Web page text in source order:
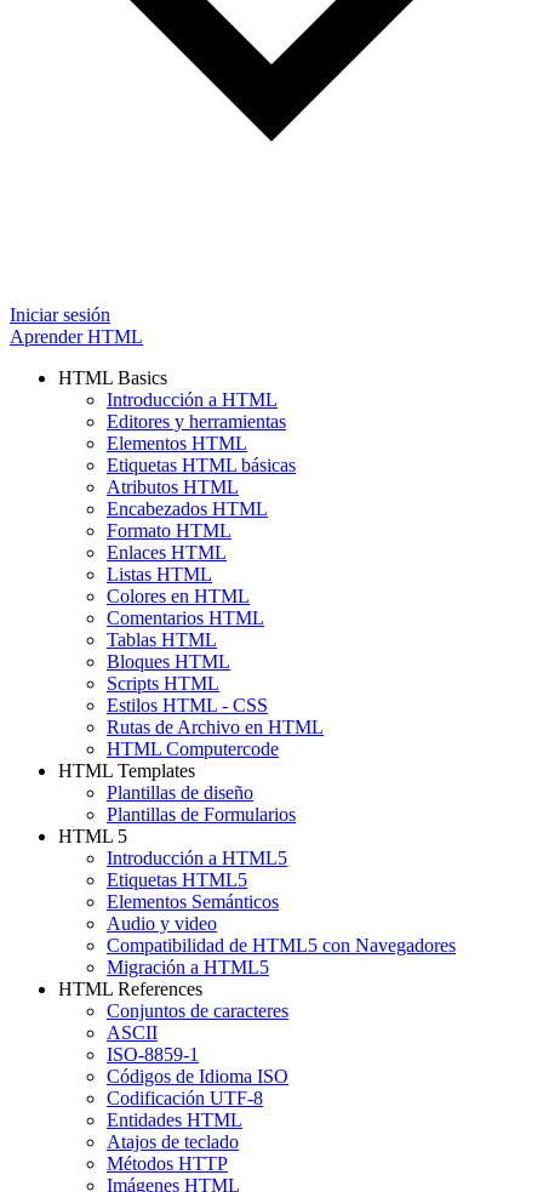
Iniciar sesión
Aprender HTML
HTML Basics
Introducción a HTML
Editores y herramientas
Elementos HTML
Etiquetas HTML básicas
Atributos HTML
Encabezados HTML
Formato HTML
Enlaces HTML
Listas HTML
Colores en HTML
Comentarios HTML
Tablas HTML
Bloques HTML
Scripts HTML
Estilos HTML - CSS
Rutas de Archivo en HTML
HTML Computercode
HTML Templates
Plantillas de diseño
Plantillas de Formularios
HTML 5
Introducción a HTML5
Etiquetas HTML5
Elementos Semánticos
Audio y video
Compatibilidad de HTML5 con Navegadores
Migración a HTML5
HTML References
Conjuntos de caracteres
ASCII
ISO-8859-1
Códigos de Idioma ISO
Codificación UTF-8
Entidades HTML
Atajos de teclado
Métodos HTTP
Imágenes HTML